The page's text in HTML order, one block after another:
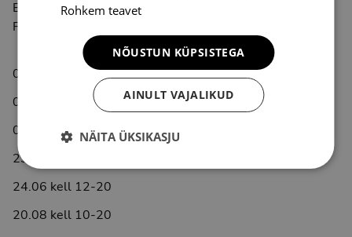
E-L 10-20
P 10-18
03.04 kell 10-20
05.04 kell 10-18
01.05 kell 10-20
23.06 kell 10-18
24.06 kell 12-20
20.08 kell 10-20
Rohkem teavet
NÕUSTUN KÜPSISTEGA
AINULT VAJALIKUD
NÄITA ÜKSIKASJU